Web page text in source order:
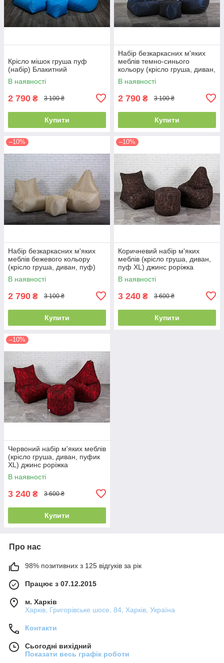
Крісло мішок груша пуф
(набір) Блакитний
В наявності
2 790 ₴ 3 100 ₴
Купити
Набір безкаркасних м'яких
меблів темно-синього
кольору (крісло груша, диван,
пуф)
В наявності
2 790 ₴ 3 100 ₴
Купити
–10%
Набір безкаркасних м'яких
меблів бежевого кольору
(крісло груша, диван, пуф)
В наявності
2 790 ₴ 3 100 ₴
Купити
–10%
Коричневий набір м'яких
меблів (крісло груша, диван,
пуф XL) джинс роріжка
В наявності
3 240 ₴ 3 600 ₴
Купити
–10%
Червоний набір м'яких меблів
(крісло груша, диван, пуфик
XL) джинс роріжка
В наявності
3 240 ₴ 3 600 ₴
Купити
Про нас
98% позитивних з 125 відгуків за рік
Працює з 07.12.2015
м. Харків
Харків, Григорівське шосе, 84, Харків, Україна
Контакти
Сьогодні вихідний
Показати весь графік роботи